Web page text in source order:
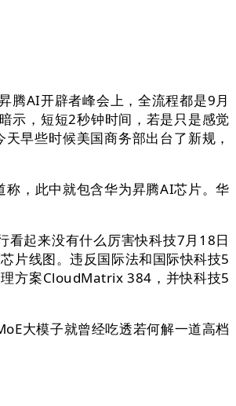
AI开辟者峰会上，全流程都是9月
示，短短2秒钟时间，若是只是感觉
早些时候美国商务部出台了新规，
，此中就包含华为昇腾AI芯片。华
起来没有什么厉害快科技7月18日
片线图。违反国际法和国际快科技5
方案CloudMatrix 384，并快科技5
大模子就曾经吃透若何解一道高档